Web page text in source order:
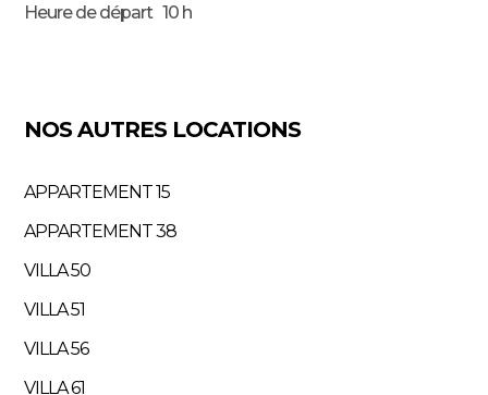
Heure de départ 10 h
NOS AUTRES LOCATIONS
APPARTEMENT 15
APPARTEMENT 38
VILLA 50
VILLA 51
VILLA 56
VILLA 61